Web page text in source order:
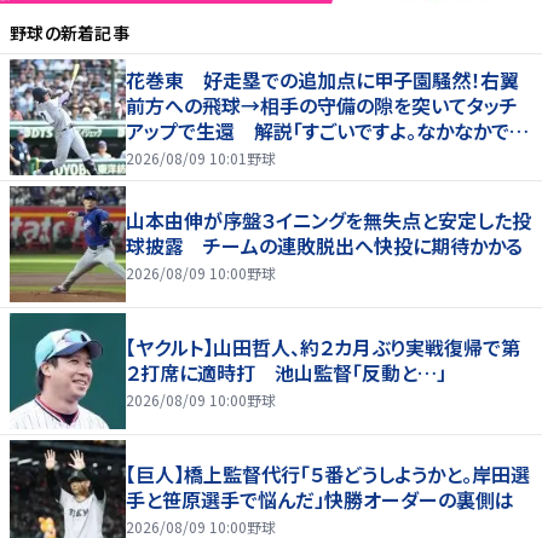
野球の新着記事
花巻東 好走塁での追加点に甲子園騒然！右翼
前方への飛球→相手の守備の隙を突いてタッチ
アップで生還 解説「すごいですよ。なかなかでき
ないプレー」
2026/08/09 10:01 野球
山本由伸が序盤３イニングを無失点と安定した投
球披露 チームの連敗脱出へ快投に期待かかる
2026/08/09 10:00野球
【ヤクルト】山田哲人、約２カ月ぶり実戦復帰で第
２打席に適時打 池山監督「反動と…」
2026/08/09 10:00野球
【巨人】橋上監督代行「５番どうしようかと。岸田選
手と笹原選手で悩んだ」快勝オーダーの裏側は
2026/08/09 10:00野球